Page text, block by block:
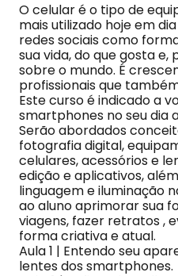
O celular é o tipo de
mais utilizado hoje em
redes sociais como
sua vida, do que gosta
sobre o mundo. É
profissionais que
Este curso é indicado a
smartphones no seu dia
Serão abordados
fotografia digital,
celulares, acessórios e
edição e aplicativos,
linguagem e iluminação
ao aluno aprimorar sua
viagens, fazer retratos ,
forma criativa e atual.
Aula 1 | Entendo seu
lentes dos smartphones.